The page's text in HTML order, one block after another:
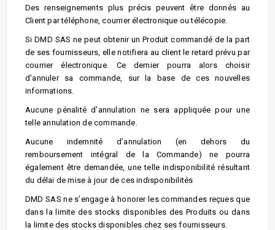
Des renseignements plus précis peuvent être donnés au
Client par téléphone, courrier électronique ou télécopie.
Si DMD SAS ne peut obtenir un Produit commandé de la part
de ses fournisseurs, elle notifiera au client le retard prévu par
courrier électronique. Ce dernier pourra alors choisir
d'annuler sa commande, sur la base de ces nouvelles
informations.
Aucune pénalité d'annulation ne sera appliquée pour une
telle annulation de commande.
Aucune indemnité d’annulation (en dehors du
remboursement intégral de la Commande) ne pourra
également être demandée, une telle indisponibilité résultant
du délai de mise à jour de ces indisponibilités
DMD SAS ne s’engage à honorer les commandes reçues que
dans la limite des stocks disponibles des Produits ou dans
la limite des stocks disponibles chez ses fournisseurs.